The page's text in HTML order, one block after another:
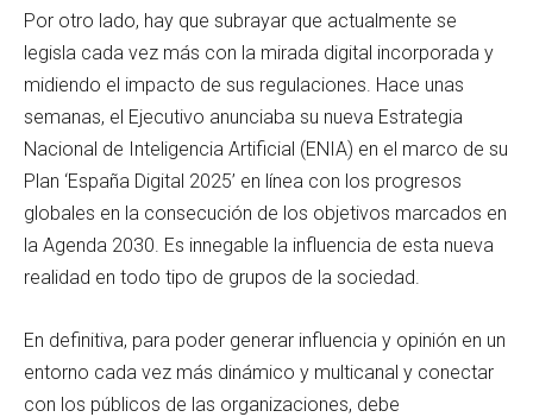
Por otro lado, hay que subrayar que actualmente se
legisla cada vez más con la mirada digital incorporada y
midiendo el impacto de sus regulaciones. Hace unas
semanas, el Ejecutivo anunciaba su nueva Estrategia
Nacional de Inteligencia Artificial (ENIA) en el marco de su
Plan ‘España Digital 2025’ en línea con los progresos
globales en la consecución de los objetivos marcados en
la Agenda 2030. Es innegable la influencia de esta nueva
realidad en todo tipo de grupos de la sociedad.
En definitiva, para poder generar influencia y opinión en un
entorno cada vez más dinámico y multicanal y conectar
con los públicos de las organizaciones, debe